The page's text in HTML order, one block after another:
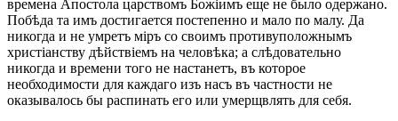
времена Апостола царствомъ Божіимъ еще не было одержано.
Побѣда та имъ достигается постепенно и мало по малу. Да
никогда и не умретъ міръ со своимъ противуположнымъ
христіанству дѣйствіемъ на человѣка; а слѣдовательно
никогда и времени того не настанетъ, въ которое
необходимости для каждаго изъ насъ въ частности не
оказывалось бы распинать его или умерщвлять для себя.